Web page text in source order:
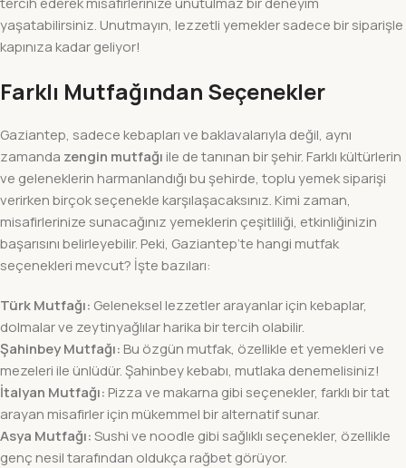
yaşatabilirsiniz. Unutmayın, lezzetli yemekler sadece bir siparişle
kapınıza kadar geliyor!
Farklı Mutfağından Seçenekler
Gaziantep, sadece kebapları ve baklavalarıyla değil, aynı
zamanda zengin mutfağı ile de tanınan bir şehir. Farklı kültürlerin
ve geleneklerin harmanlandığı bu şehirde, toplu yemek siparişi
verirken birçok seçenekle karşılaşacaksınız. Kimi zaman,
misafirlerinize sunacağınız yemeklerin çeşitliliği, etkinliğinizin
başarısını belirleyebilir. Peki, Gaziantep’te hangi mutfak
seçenekleri mevcut? İşte bazıları:
Türk Mutfağı: Geleneksel lezzetler arayanlar için kebaplar,
dolmalar ve zeytinyağlılar harika bir tercih olabilir.
Şahinbey Mutfağı: Bu özgün mutfak, özellikle et yemekleri ve
mezeleri ile ünlüdür. Şahinbey kebabı, mutlaka denemelisiniz!
İtalyan Mutfağı: Pizza ve makarna gibi seçenekler, farklı bir tat
arayan misafirler için mükemmel bir alternatif sunar.
Asya Mutfağı:Sushi ve noodle gibi sağlıklı seçenekler, özellikle
genç nesil tarafından oldukça rağbet görüyor.